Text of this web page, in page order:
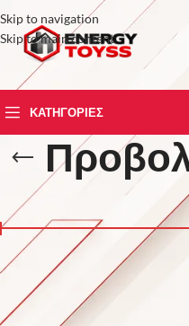
Skip to navigation
Skip to main content
ΚΑΤΗΓΟΡΙΕΣ
ΤΙΜΗ
Price: 0 €—